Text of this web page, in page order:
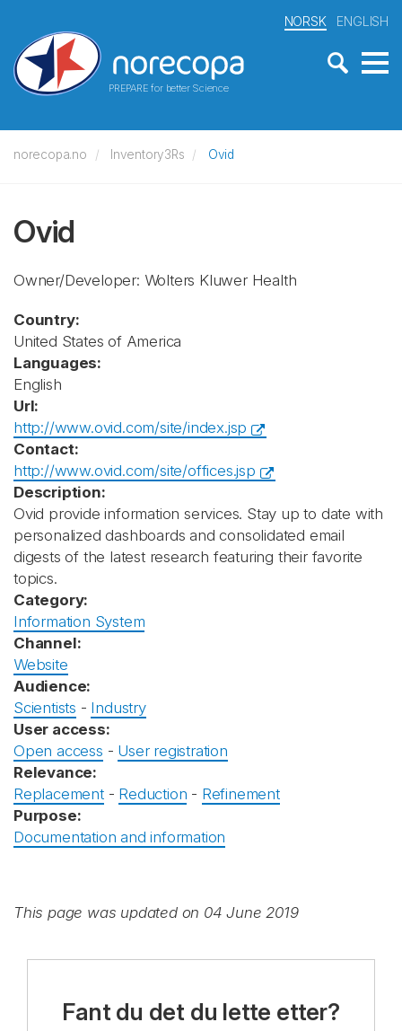
PREPARE for better Science
NORSK ENGLISH
norecopa.no Inventory3Rs Ovid
Ovid
Owner/Developer: Wolters Kluwer Health
Country:
United States of America
Languages:
English
Url:
http://www.ovid.com/site/index.jsp
Contact:
http://www.ovid.com/site/offices.jsp
Description:
Ovid provide information services. Stay up to date with
personalized dashboards and consolidated email
digests of the latest research featuring their favorite
topics.
Category:
Information System
Channel:
Website
Audience:
Scientists - Industry
User access:
Open access - User registration
Relevance:
Replacement- Reduction - Refinement
Purpose:
Documentation and information
This page was updated on 04 June 2019
Fant du det du lette etter?